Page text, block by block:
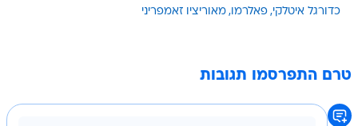
כדורגל איטלקי פאלרמו מאוריציו זאמפריני
טרם התפרסמו תגובות